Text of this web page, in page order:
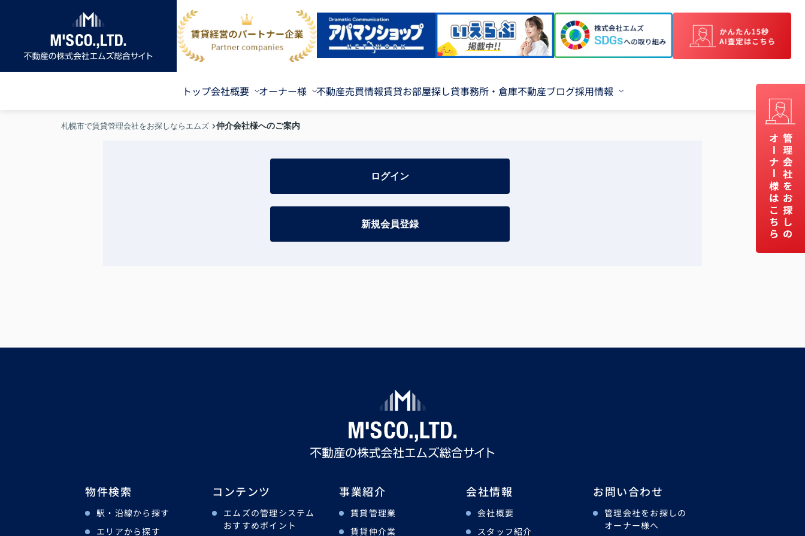
トップ会社概要 オーナー様 不動産売買情報賃貸お部屋探し貸事務所・倉庫不動産ブログ採用情報
札幌市で賃貸管理会社をお探しならエムズ 仲介会社様へのご案内
ログイン
新規会員登録
物件検索
駅・沿線から探す
エリアから探す
コンテンツ
エムズの管理システム
おすすめポイント
事業紹介
賃貸管理業
賃貸仲介業
会社情報
会社概要
スタッフ紹介
お問い合わせ
管理会社をお探しの
オーナー様へ